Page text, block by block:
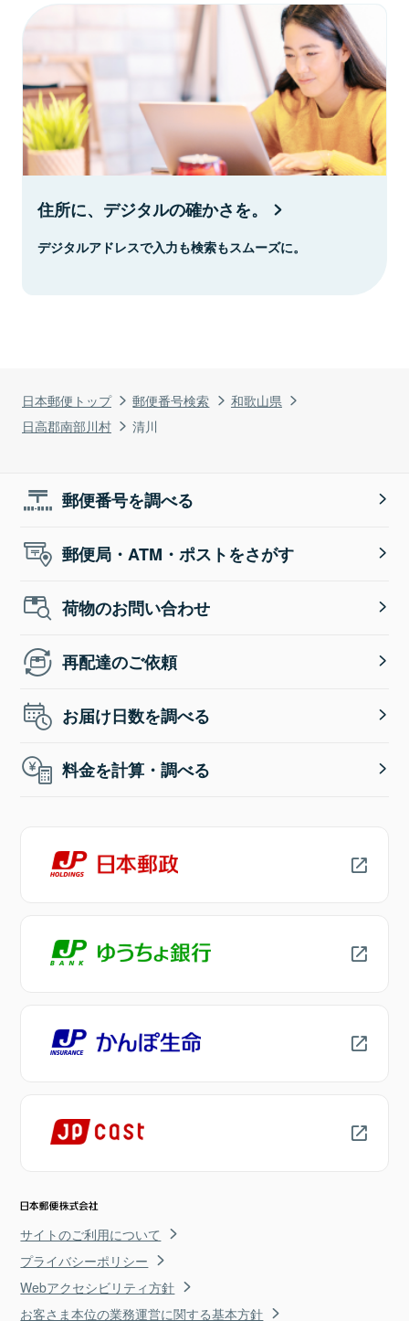
日本郵便トップ 郵便番号検索
和歌山県
日高郡南部川村
清川
住所に、デジタルの確かさを。
デジタルアドレスで入力も検索もスムーズに。
郵便番号を調べる
郵便局・ATM・ポストをさがす
荷物のお問い合わせ
再配達のご依頼
お届け日数を調べる
料金を計算・調べる
サイトのご利用について
プライバシーポリシー
Webアクセシビリティ方針
お客さま本位の業務運営に関する基本方針